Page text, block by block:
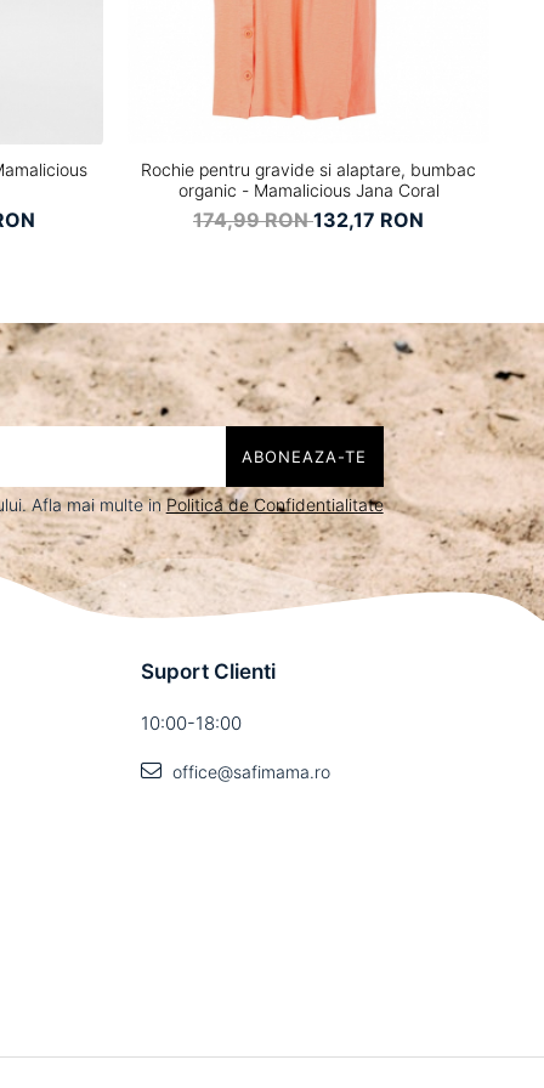
Rochie pentru gravide si alaptare, bumbac
organic - Mamalicious Jana Coral
174,99 RON132,17 RON
Afla mai multe inPolitica de Confidentialitate
Suport Clienti
10:00-18:00
office@safimama.ro